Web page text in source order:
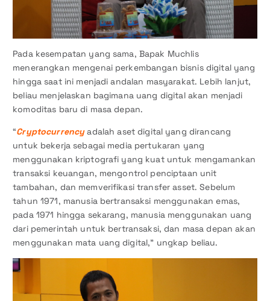
Pada kesempatan yang sama, Bapak Muchlis
menerangkan mengenai perkembangan bisnis digital yang
hingga saat ini menjadi andalan masyarakat. Lebih lanjut,
beliau menjelaskan bagimana uang digital akan menjadi
komoditas baru di masa depan.
“Cryptocurrencyadalah aset digital yang dirancang
untuk bekerja sebagai media pertukaran yang
menggunakan kriptografi yang kuat untuk mengamankan
transaksi keuangan, mengontrol penciptaan unit
tambahan, dan memverifikasi transfer asset. Sebelum
tahun 1971, manusia bertransaksi menggunakan emas,
pada 1971 hingga sekarang, manusia menggunakan uang
dari pemerintah untuk bertransaksi, dan masa depan akan
menggunakan mata uang digital,” ungkap beliau.